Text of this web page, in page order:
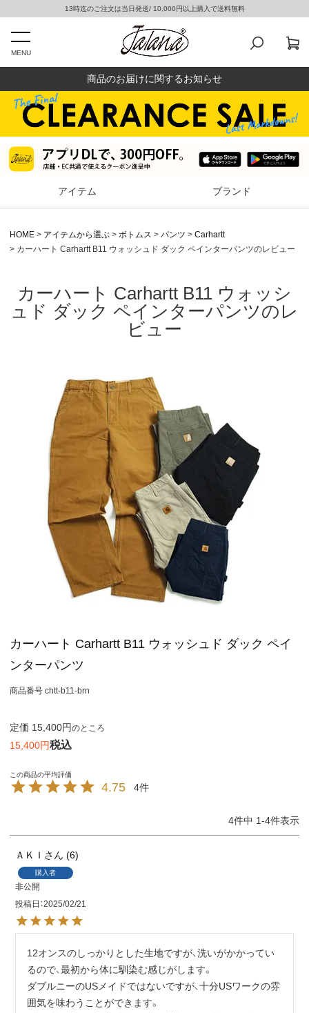
13時迄のご注文は当日発送/ 10,000円以上購入で送料無料
MENU
商品のお届けに関するお知らせ
アイテム ブランド
HOME アイテムから選ぶ ボトムス パンツ
Carhartt
カーハート Carhartt B11 ウォッシュド ダック ペインターパンツのレビュー
カーハート Carhartt B11 ウォッシ
ュド ダック ペインターパンツのレ
ビュー
カーハート Carhartt B11 ウォッシュド ダック ペイ
ンターパンツ
商品番号 chtt-b11-brn
定価 15,400 のところ
15,400 税込
4.75 4
4件中 1-4件表示
ＡＫＩ 6
購入者
非公開
投稿日 2025/02/21
12オンスのしっかりとした生地ですが、洗いがかかってい
るので、最初から体に馴染む感じがします。
ダブルニーのUSメイドではないですが、十分USワークの雰
囲気を味わうことができます。